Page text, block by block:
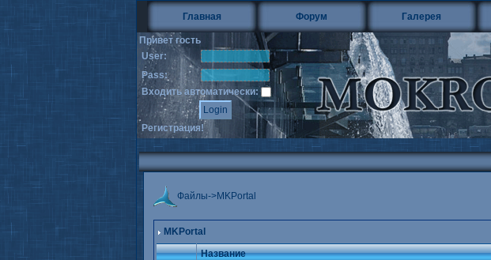
Главная Форум Галерея
Привет гость
User:
Pass:
Входить автоматически:
Регистрация!
Файлы->MKPortal
MKPortal
Название